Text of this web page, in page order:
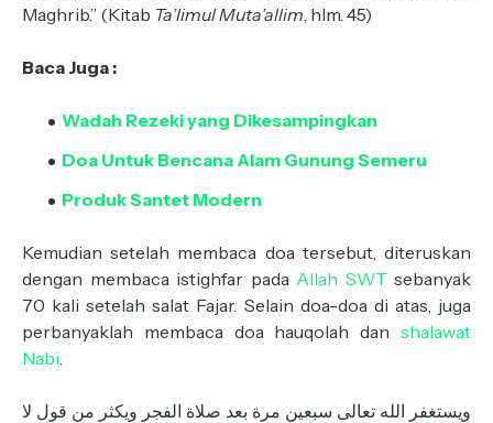
Maghrib.” (Kitab Ta’limul Muta’allim, hlm. 45)
Baca Juga :
Wadah Rezeki yang Dikesampingkan
Doa Untuk Bencana Alam Gunung Semeru
Produk Santet Modern
Kemudian setelah membaca doa tersebut, diteruskan
dengan membaca istighfar pada Allah SWT sebanyak
70 kali setelah salat Fajar. Selain doa-doa di atas, juga
perbanyaklah membaca doa hauqolah dan shalawat
Nabi.
ويستغفر الله تعالى سبعين مرة بعد صلاة الفجر ويكثر من قول لا